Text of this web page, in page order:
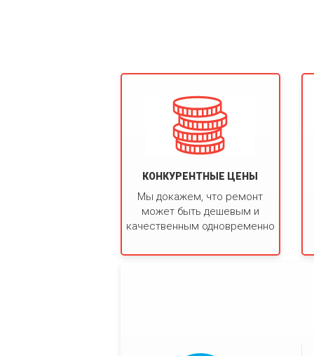
КОНКУРЕНТНЫЕ ЦЕНЫ
Мы докажем, что ремонт
может быть дешевым и
качественным одновременно